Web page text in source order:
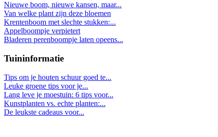
Nieuwe boom, nieuwe kansen, maar...
Van welke plant zijn deze bloemen
Krentenboom met slechte stukken:...
Appelboompje verpietert
Bladeren perenboompje laten opeens...
Tuininformatie
Tips om je houten schuur goed te...
Leuke groene tips voor je...
Lang leve je moestuin: 6 tips voor...
Kunstplanten vs. echte planten:...
De leukste cadeaus voor...